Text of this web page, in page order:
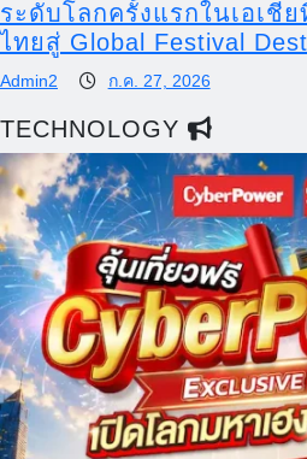
ระดับโลกครั้งแรกในเอเชี
ไทยสู่ Global Festival
Admin2 ก.ค. 27, 2026
TECHNOLOGY